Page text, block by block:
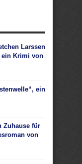
Larssen
ein Krimi von
ein
Zuhause für
von